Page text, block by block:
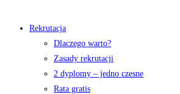
Rekrutacja
Dlaczego warto?
Zasady rekrutacji
2 dyplomy – jedno czesne
Rata gratis